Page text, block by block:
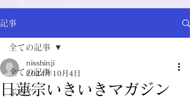
記事
全ての記事
ぶろぐ
全ての記事
日蓮宗いきいきマガジン
nisshinji
2024年10月4日